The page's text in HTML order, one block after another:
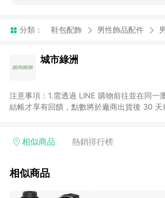
分類： 鞋包配飾 男性飾品配件
城市綠洲
注意事項：1.需透過 LINE 購物前往並在同一
結帳才享有回饋，點數將於廠商出貨後 30 天
相似商品 熱銷排行榜
相似商品